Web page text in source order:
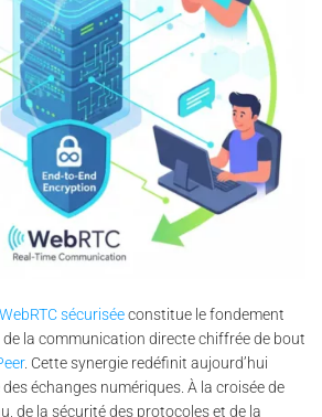
sécuriséeconstitue le fondement
la communication directe chiffrée de bout
. Cette synergie redéfinit aujourd’hui
des échanges numériques. À la croisée de
de la sécurité des protocoles et de la